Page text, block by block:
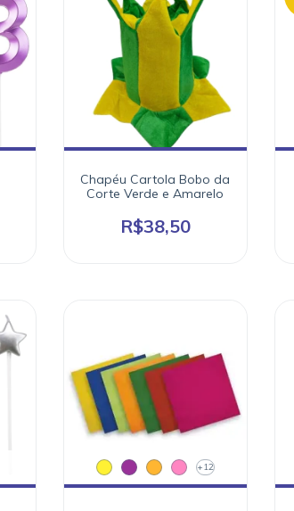
Chapéu Cartola Bobo da
Corte Verde e Amarelo
R$38,50
+12